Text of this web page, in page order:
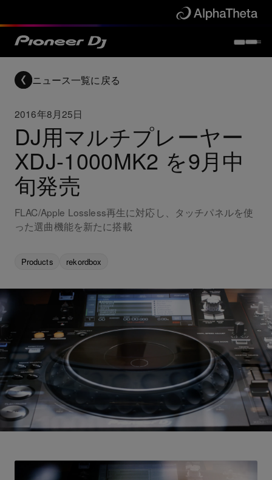
ニュース一覧に戻る
2016年8月25日
DJ用マルチプレーヤー
XDJ-1000MK2 を9月中
旬発売
FLAC/Apple Lossless再生に対応し、タッチパネルを使
った選曲機能を新たに搭載
Products rekordbox